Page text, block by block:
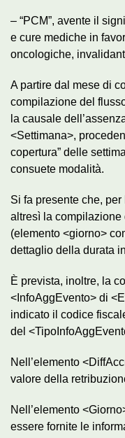
– “PCM”, avente il
e cure mediche in
oncologiche,
A partire dal mese di
compilazione del
la causale
<Settimana>,
copertura” delle
consuete modalità.
Si fa presente che, per
altresì la
(elemento <giorno>
dettaglio della durata
È prevista, inoltre, la
<InfoAggEvento> di
indicato il codice
del
Nell’elemento
valore della
Nell’elemento
essere fornite le